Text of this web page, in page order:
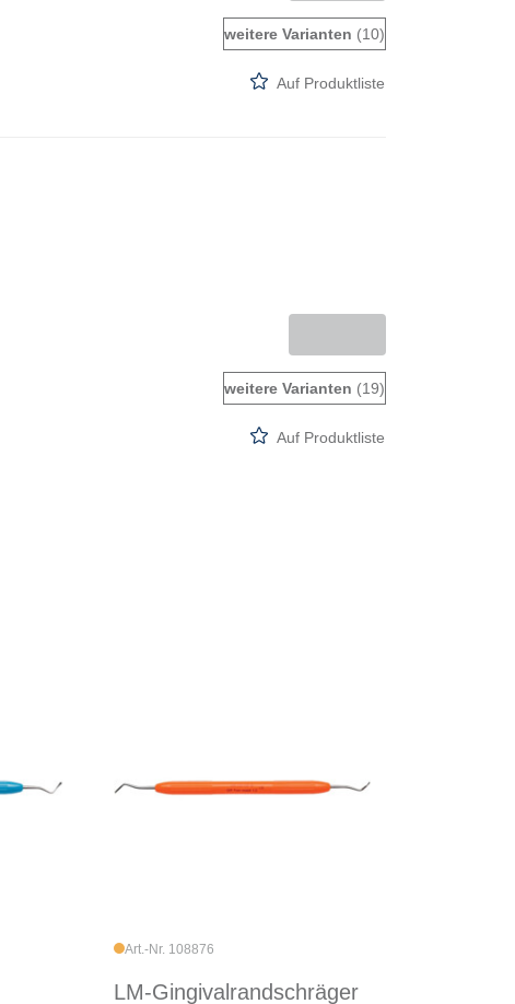
weitere Varianten (10)
Auf Produktliste
weitere Varianten (19)
Auf Produktliste
Art.-Nr. 108876
LM-Gingivalrandschräger